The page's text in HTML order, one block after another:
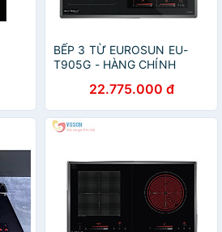
BẾP 3 TỪ EUROSUN EU-
T905G - HÀNG CHÍNH
22.775.000 đ